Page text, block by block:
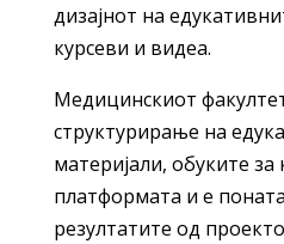
дизајнот на
курсеви и видеа.
Медицинскиот
структурирање на
материјали, обуките
платформата и е
резултатите од